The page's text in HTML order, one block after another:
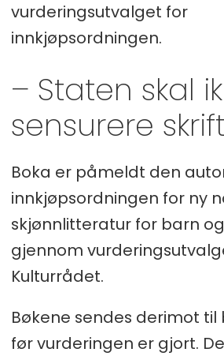
vurderingsutvalget for
innkjøpsordningen.
– Staten skal
sensurere skrift
Boka er påmeldt den
innkjøpsordningen for ny
skjønnlitteratur for barn
gjennom
Kulturrådet.
Bøkene sendes derimot
før vurderingen er gjort.